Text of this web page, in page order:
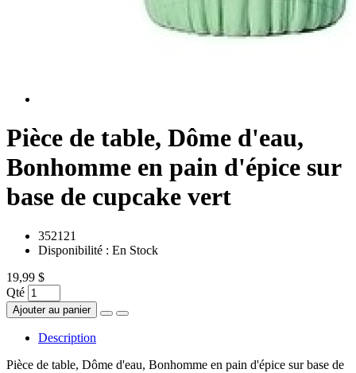
Pièce de table, Dôme d'eau,
Bonhomme en pain d'épice sur
base de cupcake vert
352121
Disponibilité : En Stock
19,99 $
Qté
Ajouter au panier
Description
Pièce de table, Dôme d'eau, Bonhomme en pain d'épice sur base de